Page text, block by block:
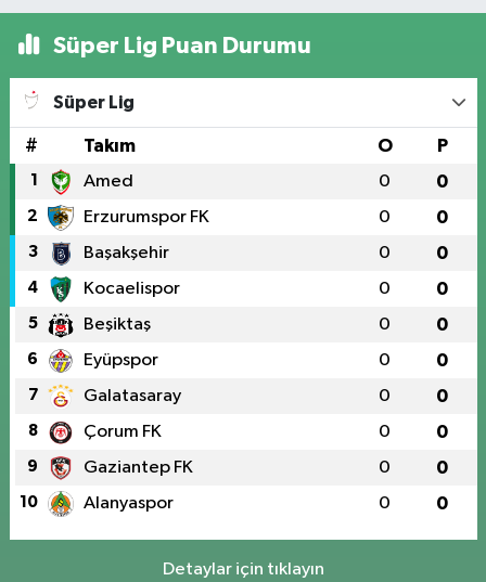
Süper Lig Puan Durumu
Süper Lig
# Takım O P
1 Amed 0 0
2 Erzurumspor FK 0 0
3 Başakşehir 0 0
4 Kocaelispor 0 0
5 Beşiktaş 0 0
6 Eyüpspor 0 0
7 Galatasaray 0 0
8 Çorum FK 0 0
9 Gaziantep FK 0 0
10 Alanyaspor 0 0
Detaylar için tıklayın